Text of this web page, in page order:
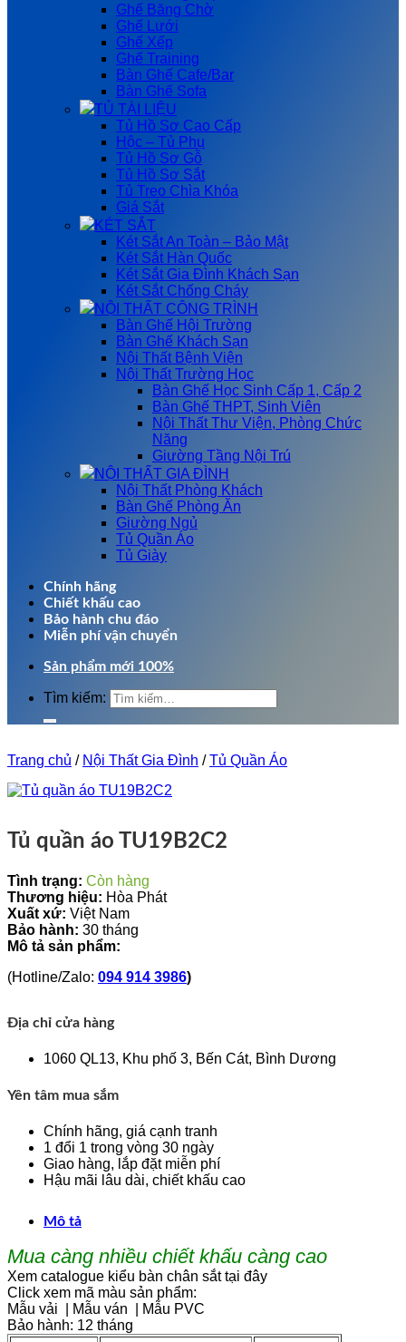
Ghế Băng Chờ
Ghế Lưới
Ghế Xếp
Ghế Training
Bàn Ghế Cafe/Bar
Bàn Ghế Sofa
TỦ TÀI LIỆU
Tủ Hồ Sơ Cao Cấp
Hộc – Tủ Phụ
Tủ Hồ Sơ Gỗ
Tủ Hồ Sơ Sắt
Tủ Treo Chìa Khóa
Giá Sắt
KÉT SẮT
Két Sắt An Toàn – Bảo Mật
Két Sắt Hàn Quốc
Két Sắt Gia Đình Khách Sạn
Két Sắt Chống Cháy
NỘI THẤT CÔNG TRÌNH
Bàn Ghế Hội Trường
Bàn Ghế Khách Sạn
Nội Thất Bệnh Viện
Nội Thất Trường Học
Bàn Ghế Học Sinh Cấp 1, Cấp 2
Bàn Ghế THPT, Sinh Viên
Nội Thất Thư Viện, Phòng Chức
Năng
Giường Tầng Nội Trú
NỘI THẤT GIA ĐÌNH
Nội Thất Phòng Khách
Bàn Ghế Phòng Ăn
Giường Ngủ
Tủ Quần Áo
Tủ Giày
Chính hãng
Chiết khấu cao
Bảo hành chu đáo
Miễn phí vận chuyển
Sản phẩm mới 100%
Tìm kiếm:
Trang chủ / Nội Thất Gia Đình / Tủ Quần Áo
Tủ quần áo TU19B2C2
Tình trạng: Còn hàng
Thương hiệu: Hòa Phát
Xuất xứ: Việt Nam
Bảo hành: 30 tháng
Mô tả sản phẩm:
(Hotline/Zalo: 094 914 3986)
Địa chỉ cửa hàng
1060 QL13, Khu phố 3, Bến Cát, Bình Dương
Yên tâm mua sắm
Chính hãng, giá cạnh tranh
1 đổi 1 trong vòng 30 ngày
Giao hàng, lắp đặt miễn phí
Hậu mãi lâu dài, chiết khấu cao
Mô tả
Mua càng nhiều chiết khấu càng cao
Xem catalogue kiểu bàn chân sắt tại đây
Click xem mã màu sản phẩm:
Mẫu vải
Mẫu ván
Mẫu PVC
Bảo hành: 12 tháng